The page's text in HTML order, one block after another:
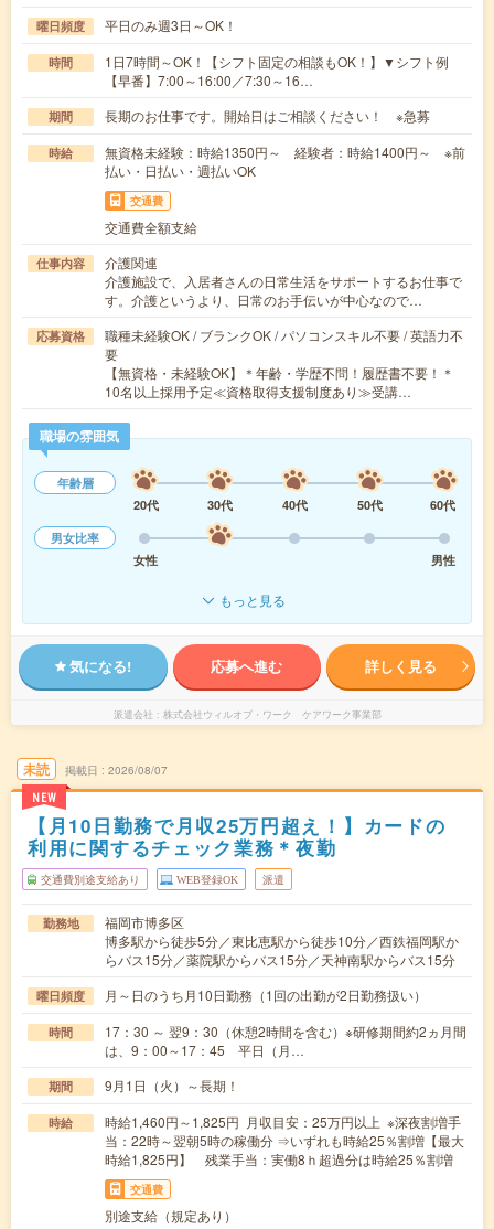
曜日頻度 平日のみ週3日～OK！
時間
1日7時間～OK！【シフト固定の相談もOK！】▼シフト例
【早番】7:00～16:00／7:30～16…
期間 長期のお仕事です。開始日はご相談ください！ ※急募
時給
無資格未経験：時給1350円～ 経験者：時給1400円～ ※前
払い・日払い・週払いOK
交通費
交通費全額支給
仕事内容
介護関連
介護施設で、入居者さんの日常生活をサポートするお仕事で
す。介護というより、日常のお手伝いが中心なので…
応募資格
職種未経験OK / ブランクOK / パソコンスキル不要 / 英語力不
要
【無資格・未経験OK】＊年齢・学歴不問！履歴書不要！＊
10名以上採用予定≪資格取得支援制度あり≫受講…
職場の雰囲気
年齢層
20代
30代 40代 50代
60代
男女比率
女性
男性
もっと見る
気になる! 応募へ進む 詳しく見る
派遣会社 株式会社ウィルオブ・ワーク ケアワーク事業部
未読
NEW
掲載日 2026/08/07
【月10日勤務で月収25万円超え！】カードの
利用に関するチェック業務＊夜勤
交通費別途支給あり WEB登録OK 派遣
勤務地
福岡市博多区
博多駅から徒歩5分／東比恵駅から徒歩10分／西鉄福岡駅か
らバス15分／薬院駅からバス15分／天神南駅からバス15分
曜日頻度 月～日のうち月10日勤務（1回の出勤が2日勤務扱い）
時間
17：30 ～ 翌9：30（休憩2時間を含む）※研修期間約2ヵ月間
は、9：00～17：45 平日（月…
期間 9月1日（火）～長期！
時給
時給1,460円～1,825円 月収目安：25万円以上 ※深夜割増手
当：22時～翌朝5時の稼働分 ⇒いずれも時給25％割増【最大
時給1,825円】 残業手当：実働8ｈ超過分は時給25％割増
交通費
別途支給（規定あり）